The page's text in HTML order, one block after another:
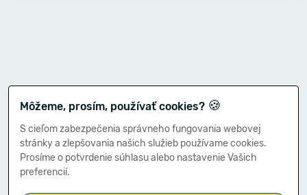
Môžeme, prosím, používať cookies? 🍪
S cieľom zabezpečenia správneho fungovania webovej
stránky a zlepšovania našich služieb používame cookies.
Prosíme o potvrdenie súhlasu alebo nastavenie Vašich
preferencií.